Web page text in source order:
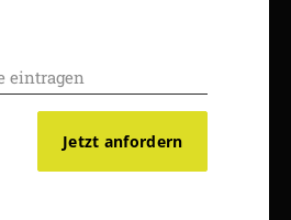
Nach obenJetzt anfordern